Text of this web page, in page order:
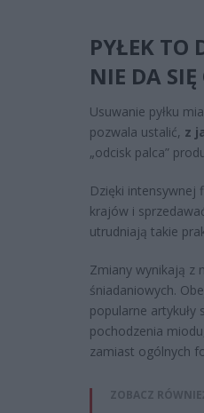
PYŁEK TO
NIE DA
Usuwanie pyłku
pozwala ustalić, z
„odcisk palca”
Dzięki intensywnej
krajów i
utrudniają takie
Zmiany wynikają z
śniadaniowych.
popularne artykuły
pochodzenia
zamiast ogólnych
ZOBACZ